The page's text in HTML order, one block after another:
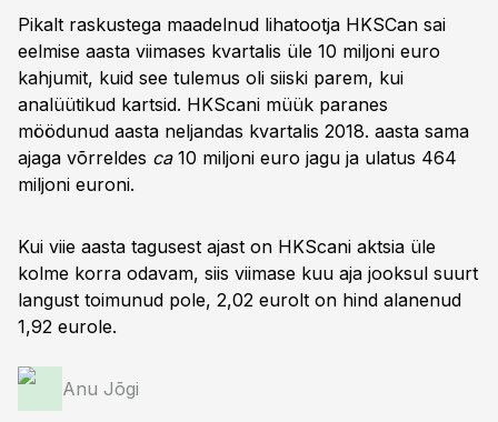
Pikalt raskustega maadelnud lihatootja HKSCan sai
eelmise aasta viimases kvartalis üle 10 miljoni euro
kahjumit, kuid see tulemus oli siiski parem, kui
analüütikud kartsid. HKScani müük paranes
möödunud aasta neljandas kvartalis 2018. aasta sama
ajaga võrreldes ca 10 miljoni euro jagu ja ulatus 464
miljoni euroni.
Kui viie aasta tagusest ajast on HKScani aktsia üle
kolme korra odavam, siis viimase kuu aja jooksul suurt
langust toimunud pole, 2,02 eurolt on hind alanenud
1,92 eurole.
Anu Jõgi